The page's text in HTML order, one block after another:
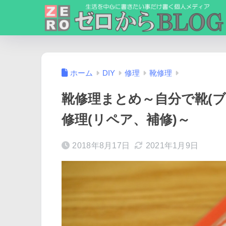
ホーム DIY 修理 靴修理
靴修理まとめ～自分で靴(
修理(リペア、補修)～
2018年8月17日 2021年1月9日